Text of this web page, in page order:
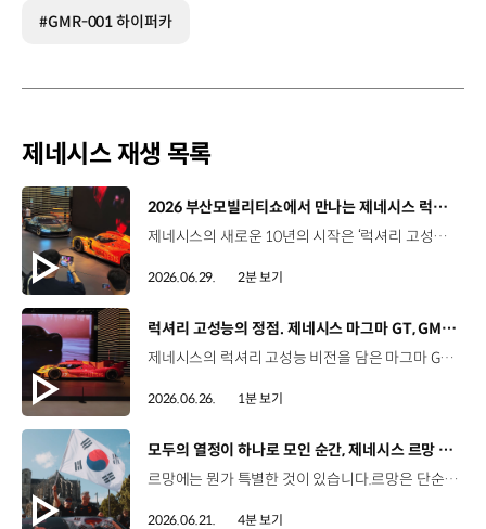
#GMR-001 하이퍼카
제네시스 재생 목록
[동영상]
2026 부산모빌리티쇼에서 만나는 제네시스 럭셔리 고성능 비전 | 2026 부산모빌리티쇼
제네시스의 새로운 10년의 시작은 ‘럭셔리 고성능’으로부터. 아시아 최초로 공개하는 마그마 GT 콘셉트와WEC 출전 차량의 기반이 된 GMR-001 하이퍼카 디자인 모델까지, 모터스포츠 현장의 열기와제네시스 마그마 레이싱 팀의 서사를2026 부산모빌리티쇼 제네시스관에서 만나보세요. #제네시스 #마그마GT콘셉트 #부산모빌리티쇼 #제네시스마그마레이싱 #GMR001 #Genesis #MagmaGTConcept #BIMOS 유튜브 쇼츠 보기 >
2026.06.29. 2분 보기
[동영상]
럭셔리 고성능의 정점. 제네시스 마그마 GT, GMR–001 디자인 모델 아시아 최초 공개 | 2026 부산모빌리티쇼
제네시스의 럭셔리 고성능 비전을 담은 마그마 GT 콘셉트와GMR-001 하이퍼카 디자인 모델의 실물 버전을 아시아 최초로 공개합니다. '역동적인 우아함'이 느껴지는 마그마 GT 콘셉트와한국적 정체성을 담은 GMR-001 하이퍼카 디자인 모델까지,2026 부산모빌리티쇼에서 직접 만나보세요. #제네시스 #마그마GT콘셉트 #GMR001 #부산모빌리티쇼 #제네시스마그마레이싱 #Genesis #MagmaGTConcept #BIMOS
2026.06.26. 1분 보기
[동영상]
모두의 열정이 하나로 모인 순간, 제네시스 르망 24시간
르망에는 뭔가 특별한 것이 있습니다.르망은 단순한 레이스를 넘어, 전혀 다른 감동을 선사합니다. 열정은 사람들을 하나로 모읍니다.자동차는 어느새 당신 자신의 일부가 됩니다. 낮이 밤으로 바뀌고,당신은 본능에 따라 달립니다. 승리하기 위해서는 모든 것이 완벽하게 맞아떨어져야 합니다.팀. 머신. 그리고 타이밍. 그리고 결국,중요한 것은 그 결승선을 통과하는 순간과당신을 그곳까지 이끌어 준 사람들입니다. 낮과 밤을 넘어 본능으로 질주한 24시간.모두의 열정이 하나로 모인 제네시스 르망 24시간을 영상으로 만나보세요. #제네시스 #제네시스마그마레이싱 #르망24시 #내구레이스 #모터스포츠 #GenesisMagmaRacing #LeMans24h #WEC #Motorsport
2026.06.21. 4분 보기